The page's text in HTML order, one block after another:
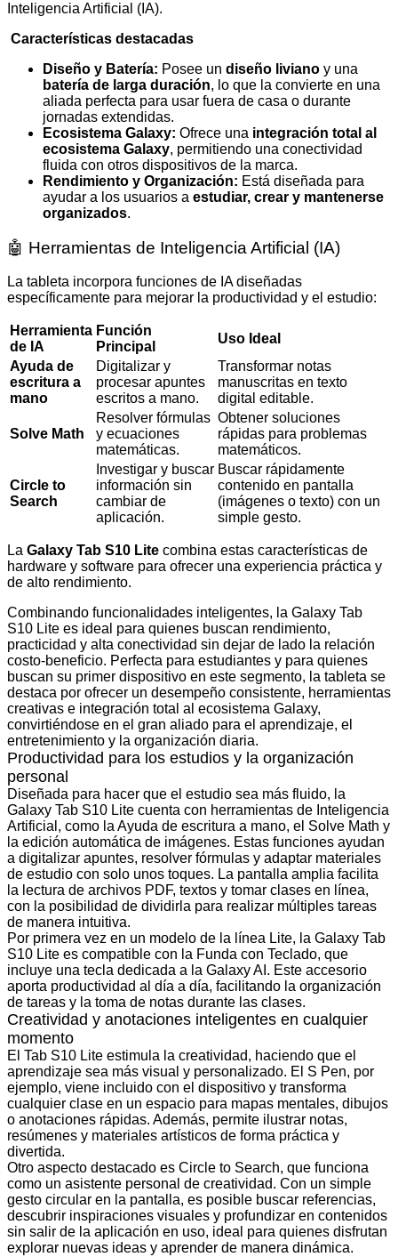
Inteligencia Artificial (IA).
Características destacadas
Diseño y Batería: Posee un diseño liviano y una
batería de larga duración, lo que la convierte en una
aliada perfecta para usar fuera de casa o durante
jornadas extendidas.
Ecosistema Galaxy: Ofrece una integración total al
ecosistema Galaxy, permitiendo una conectividad
fluida con otros dispositivos de la marca.
Rendimiento y Organización: Está diseñada para
ayudar a los usuarios a estudiar, crear y mantenerse
organizados.
🤖 Herramientas de Inteligencia Artificial (IA)
La tableta incorpora funciones de IA diseñadas
específicamente para mejorar la productividad y el estudio:
Herramienta
de IA
Función
Principal
Uso Ideal
Ayuda de
escritura a
mano
Digitalizar y
procesar apuntes
escritos a mano.
Transformar notas
manuscritas en texto
digital editable.
Solve Math
Resolver fórmulas
y ecuaciones
matemáticas.
Obtener soluciones
rápidas para problemas
matemáticos.
Circle to
Search
Investigar y buscar
información sin
cambiar de
aplicación.
Buscar rápidamente
contenido en pantalla
(imágenes o texto) con un
simple gesto.
La Galaxy Tab S10 Lite combina estas características de
hardware y software para ofrecer una experiencia práctica y
de alto rendimiento.
Combinando funcionalidades inteligentes, la Galaxy Tab
S10 Lite es ideal para quienes buscan rendimiento,
practicidad y alta conectividad sin dejar de lado la relación
costo-beneficio. Perfecta para estudiantes y para quienes
buscan su primer dispositivo en este segmento, la tableta se
destaca por ofrecer un desempeño consistente, herramientas
creativas e integración total al ecosistema Galaxy,
convirtiéndose en el gran aliado para el aprendizaje, el
entretenimiento y la organización diaria.
Productividad para los estudios y la organización
personal
Diseñada para hacer que el estudio sea más fluido, la
Galaxy Tab S10 Lite cuenta con herramientas de Inteligencia
Artificial, como la Ayuda de escritura a mano, el Solve Math y
la edición automática de imágenes. Estas funciones ayudan
a digitalizar apuntes, resolver fórmulas y adaptar materiales
de estudio con solo unos toques. La pantalla amplia facilita
la lectura de archivos PDF, textos y tomar clases en línea,
con la posibilidad de dividirla para realizar múltiples tareas
de manera intuitiva.
Por primera vez en un modelo de la línea Lite, la Galaxy Tab
S10 Lite es compatible con la Funda con Teclado, que
incluye una tecla dedicada a la Galaxy AI. Este accesorio
aporta productividad al día a día, facilitando la organización
de tareas y la toma de notas durante las clases.
Creatividad y anotaciones inteligentes en cualquier
momento
El Tab S10 Lite estimula la creatividad, haciendo que el
aprendizaje sea más visual y personalizado. El S Pen, por
ejemplo, viene incluido con el dispositivo y transforma
cualquier clase en un espacio para mapas mentales, dibujos
o anotaciones rápidas. Además, permite ilustrar notas,
resúmenes y materiales artísticos de forma práctica y
divertida.
Otro aspecto destacado es Circle to Search, que funciona
como un asistente personal de creatividad. Con un simple
gesto circular en la pantalla, es posible buscar referencias,
descubrir inspiraciones visuales y profundizar en contenidos
sin salir de la aplicación en uso, ideal para quienes disfrutan
explorar nuevas ideas y aprender de manera dinámica.